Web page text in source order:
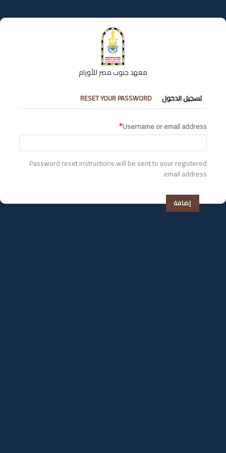
إلى
المحتوى
معهد جنوب مصر للأورام
التبويبات
الأساسية
تسجيل الدخول RESET YOUR PASSWORD
Username or email address
Password reset instructions will be sent to your registered
email address.